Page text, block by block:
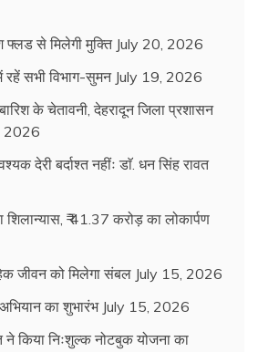
फ्लड से मिलेगी मुक्ति July 20, 2026
सभी विभाग-सुमन July 19, 2026
के चेतावनी, देहरादून जिला प्रशासन
2026
देरी बर्दाश्त नहींः डाॅ. धन सिंह रावत
₹ 41.37 करोड़ का लोकार्पण
जीवन को मिलेगा संबल July 15, 2026
का शुभारंभ July 15, 2026
ने किया निःशुल्क नोटबुक योजना का